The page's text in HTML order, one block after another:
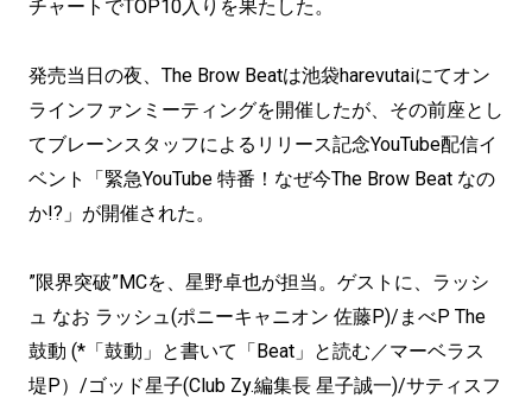
チャートでTOP10入りを果たした。
発売当日の夜、The Brow Beatは池袋harevutaiにてオン
ラインファンミーティングを開催したが、その前座とし
てブレーンスタッフによるリリース記念YouTube配信イ
ベント「緊急YouTube 特番！なぜ今The Brow Beat なの
か!?」が開催された。
”限界突破”MCを、星野卓也が担当。ゲストに、ラッシ
ュ なお ラッシュ(ポニーキャニオン 佐藤P)/まべP The
鼓動 (*「鼓動」と書いて「Beat」と読む／マーベラス
堤P）/ゴッド星子(Club Zy.編集長 星子誠一)/サティスフ